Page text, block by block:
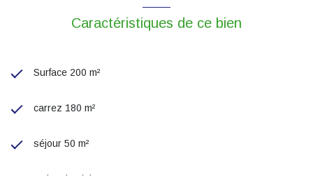
Caractéristiques de ce bien
Surface 200 m²
carrez 180 m²
séjour 50 m²
4 chambre(s)